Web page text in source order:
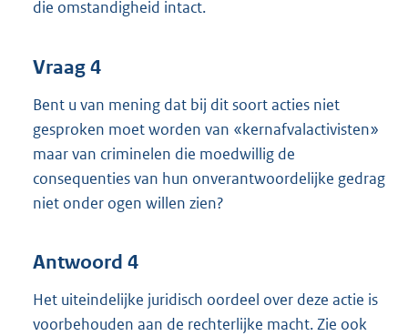
die omstandigheid intact.
Vraag 4
Bent u van mening dat bij dit soort acties niet
gesproken moet worden van «kernafvalactivisten»
maar van criminelen die moedwillig de
consequenties van hun onverantwoordelijke gedrag
niet onder ogen willen zien?
Antwoord 4
Het uiteindelijke juridisch oordeel over deze actie is
voorbehouden aan de rechterlijke macht. Zie ook